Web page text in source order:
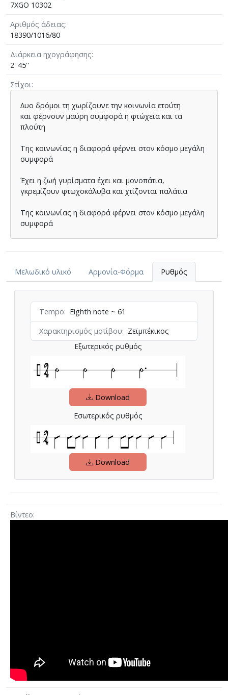
7XGO 10302
Αριθμός άδειας
18390/1016/80
Διάρκεια ηχογράφησης
2' 45''
Στίχοι
∆υο δρόµοι τη χωρίζουνε την κοινωνία ετούτη
και φέρνουν µαύρη συµφορά η φτώχεια και τα
πλούτη
Της κοινωνίας η διαφορά φέρνει στον κόσµο µεγάλη
συµφορά
Έχει η ζωή γυρίσµατα έχει και µονοπάτια,
γκρεµίζουν φτωχοκάλυβα και χτίζονται παλάτια
Της κοινωνίας η διαφορά φέρνει στον κόσµο µεγάλη
συµφορά
Μελωδικό υλικό Αρμονία-Φόρμα Ρυθμός
Tempo
Eighth note ~ 61
Χαρακτηρισμός μοτίβου
Ζεϊμπέκικος
Εξωτερικός ρυθμός
Download
Εσωτερικός ρυθμός
Download
Βίντεο